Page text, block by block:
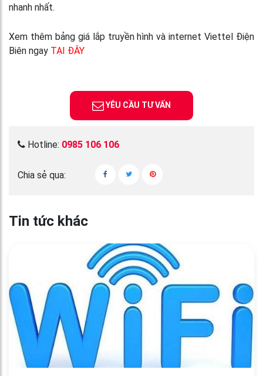
nhanh nhất.
Xem thêm bảng giá lắp truyền hình và internet Viettel Điện
Biên ngay TẠI ĐÂY
YÊU CẦU TƯ VẤN
Hotline: 0985 106 106
Chia sẻ qua:
Tin tức khác